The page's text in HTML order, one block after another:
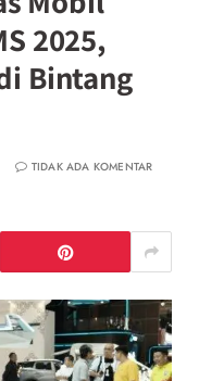
2025,
Bintang
TIDAK ADA KOMENTAR